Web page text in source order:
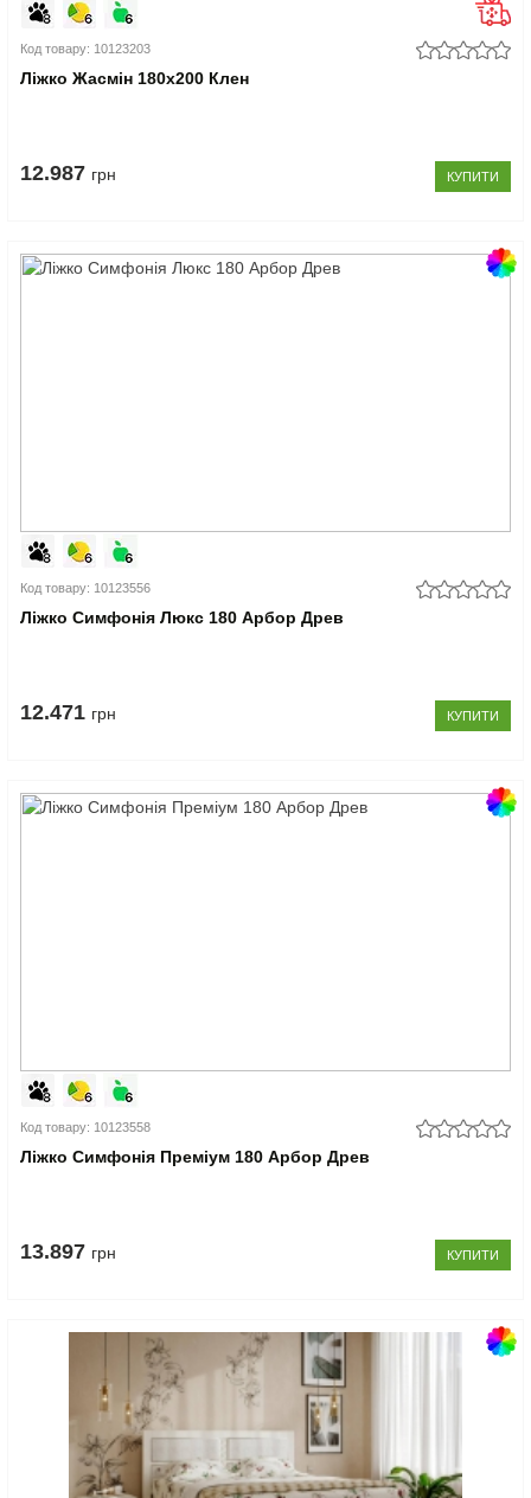
Код товару: 10123203
Ліжко Жасмін 180x200 Клен
12.987 грн КУПИТИ
Код товару: 10123556
Ліжко Симфонія Люкс 180 Арбор Древ
12.471 грн КУПИТИ
Код товару: 10123558
Ліжко Симфонія Преміум 180 Арбор Древ
13.897 грн КУПИТИ